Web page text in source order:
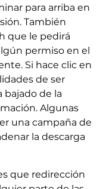
para arriba en
También
que le pedirá
permiso en el
Si hace clic en
de ser
bajado de la
Algunas
una campaña de
la descarga
que redirección